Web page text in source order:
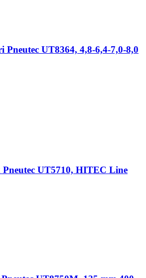
Pneutec UT8364, 4,8-6,4-7,0-8,0
UT5710, HITEC Line